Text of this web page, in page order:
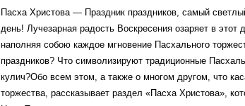
Пасха Христова — Праздник праздников, самый
день! Лучезарная радость Воскресения озаряет в этот
наполняя собою каждое мгновение Пасхального
праздников? Что символизируют традиционные
кулич?Обо всем этом, а также о многом другом, что
торжества, рассказывает раздел «Пасха Христова»,